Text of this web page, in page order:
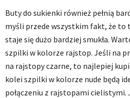
Buty do sukienki również pełnią
myśli przede wszystkim fakt, że to
staje się dużo bardziej smukła.
szpilki w kolorze rajstop. Jeśli na
na rajstopy czarne, to najlepiej
kolei szpilki w kolorze nude będą
połączeniu z rajstopami cielistymi.